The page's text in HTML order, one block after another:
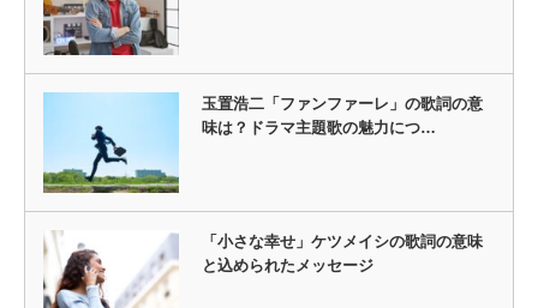
玉置浩二「ファンファーレ」の歌詞の意
味は？ドラマ主題歌の魅力につ…
「小さな幸せ」ケツメイシの歌詞の意味
と込められたメッセージ